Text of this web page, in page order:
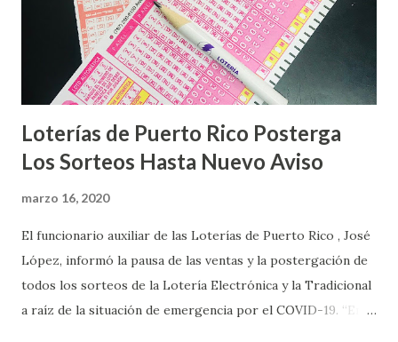
Loterías de Puerto Rico Posterga
Los Sorteos Hasta Nuevo Aviso
marzo 16, 2020
El funcionario auxiliar de las Loterías de Puerto Rico , José
López, informó la pausa de las ventas y la postergación de
todos los sorteos de la Lotería Electrónica y la Tradicional
a raíz de la situación de emergencia por el COVID-19. “En